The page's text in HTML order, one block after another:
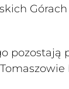
pozostają